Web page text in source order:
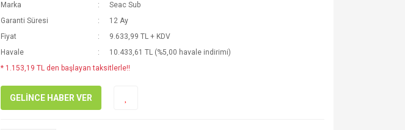
Marka
Seac Sub
Garanti Süresi
12 Ay
Fiyat
9.633,99 TL + KDV
Havale
10.433,61 TL (%5,00 havale indirimi)
* 1.153,19 TL den başlayan taksitlerle!!
GELİNCE HABER VER